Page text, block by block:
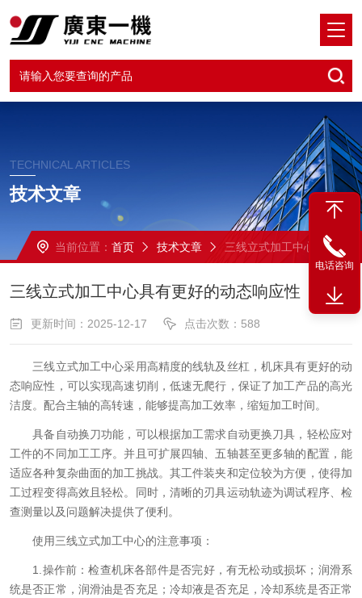
TECHNICAL ARTICLES
技术文章
当前位置： 首页 技术文章 三线立式加工中心具有更好的动态响应性
三线立式加工中心具有更好的动态响应性
更新时间：2025-12-17 点击次数：588
三线立式加工中心采用高精度的线轨及丝杠，机床具有更好的动
态响应性，可以实现高速切削，低速无爬行，保证了加工产品的高光
洁度。配合主轴的高转速，能够提高加工效率，缩短加工时间。
具备自动换刀功能，可以根据加工需求自动更换刀具，轻松应对
工件的不同加工工序。并且可扩展四轴、五轴甚至更多轴的配置，能
适应各种复杂曲面的加工挑战。其工件装夹和定位较为方便，使得加
工过程变得高效且轻松。同时，清晰的刃具运动轨迹为调试程序、检
查测量以及问题解决提供了便利。
使用三线立式加工中心的注意事项：
1.操作前：检查机床各部件是否完好，有无松动或损坏；润滑系
统是否正常，润滑油是否充足；冷却液是否充足，冷却系统是否正常
电话咨询